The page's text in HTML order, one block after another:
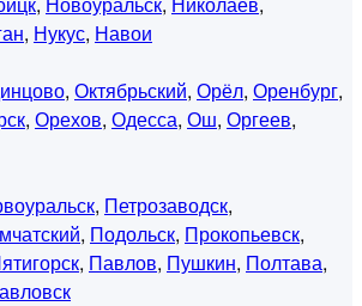
, Нукус, Навои
, Октябрьский, Орёл, Оренбург,
, Орехов, Одесса, Ош, Оргеев,
, Петрозаводск,
, Подольск, Прокопьевск,
, Павлов, Пушкин, Полтава,